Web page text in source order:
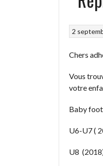
2
Chers
Vous
votre
Baby foot
U6-U7 (
U8